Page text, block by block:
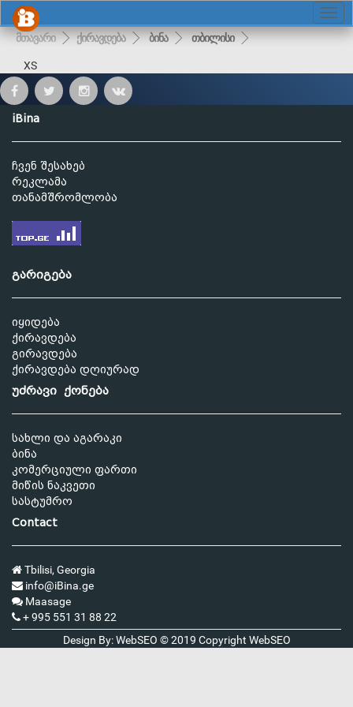
მთავარი ქირავდება ბინა თბილისი
XS
iBina
ჩვენ შესახებ
რეკლამა
თანამშრომლობა
გარიგება
იყიდება
ქირავდება
გირავდება
ქირავდება დღიურად
უძრავი ქონება
სახლი და აგარაკი
ბინა
კომერციული ფართი
მიწის ნაკვეთი
სასტუმრო
Contact
Tbilisi, Georgia
info@iBina.ge
Maasage
+ 995 551 31 88 22
Design By: WebSEO © 2019 Copyright WebSEO